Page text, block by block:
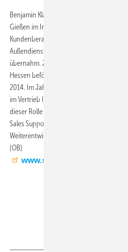
Benjamin Klasen begann im Jahr 2007
Gießen im Innendienst, wo er sich der
Kundenberatung widmete. Ein Jahr
Außendienst, wo er die Beratung und
übernahm. 2012 wurde er zum
Hessen befördert, gefolgt von der
2014. Im Jahr 2017 übernahm Klasen die
im Vertrieb Inland am Hauptsitz der
dieser Rolle leitet er die Abteilungen
Sales Support und Produktmanagement
Weiterentwicklung dieser Bereiche bei.
(OB)
www.systemair.de